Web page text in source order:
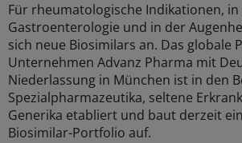
Für rheumatologische Indikationen,
Gastroenterologie und in der
sich neue Biosimilars an. Das globale
Unternehmen Advanz Pharma mit
Niederlassung in München ist in den
Spezialpharmazeutika, seltene
Generika etabliert und baut derzeit
Biosimilar-Portfolio auf.